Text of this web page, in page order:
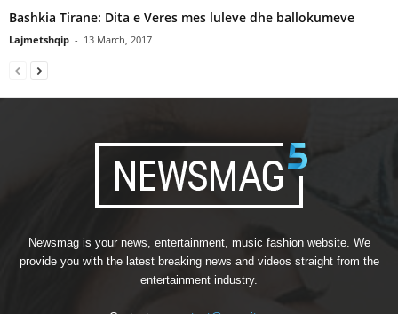
Bashkia Tirane: Dita e Veres mes luleve dhe ballokumeve
Lajmetshqip - 13 March, 2017
Newsmag is your news, entertainment, music fashion website. We
provide you with the latest breaking news and videos straight from the
entertainment industry.